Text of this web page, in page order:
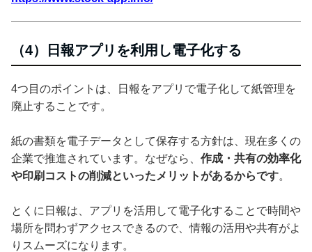
（4）日報アプリを利用し電子化する
4つ目のポイントは、日報をアプリで電子化して紙管理を
廃止することです。
紙の書類を電子データとして保存する方針は、現在多くの
企業で推進されています。なぜなら、 作成・共有の効率化
や印刷コストの削減といったメリットがあるからです。
とくに日報は、アプリを活用して電子化することで時間や
場所を問わずアクセスできるので、情報の活用や共有がよ
りスムーズになります。